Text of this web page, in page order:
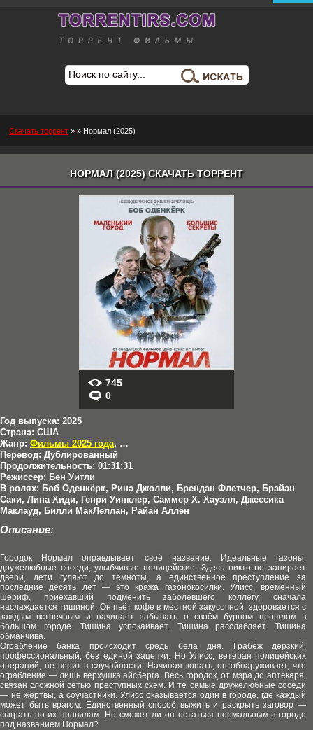
Скачать торрент » » Нормал (2025)
НОРМАЛ (2025) СКАЧАТЬ ТОРРЕНТ
745
0
Год выпуска: 2025
Страна: США
Жанр: Фильмы 2025 года, Боевики
Перевод: Дублированный
Продолжительность: 01:31:31
Режиссер: Бен Уитли
В ролях: Боб Оденкёрк, Рина Джолли, Брендан Флетчер, Брайан
Саки, Лина Хиди, Генри Уинклер, Саммер Х. Хауэлл, Джессика
Маклауд, Билли МакЛеллан, Райан Аллен
Описание:
Городок Нормал оправдывает своё название. Идеальные газоны,
дружелюбные соседи, улыбчивые полицейские. Здесь никто не запирает
двери, дети гуляют до темноты, а единственное преступление за
последние десять лет — это кража газонокосилки. Улисс, временный
шериф, приехавший подменить заболевшего коллегу, сначала
наслаждается тишиной. Он пьёт кофе в местной закусочной, здоровается с
каждым встречным и начинает забывать о своём бурном прошлом в
большом городе. Тишина успокаивает. Тишина расслабляет. Тишина
обманчива.
Ограбление банка происходит средь бела дня. Грабёж дерзкий,
профессиональный, без единой зацепки. Но Улисс, ветеран полицейских
операций, не верит в случайности. Начиная копать, он обнаруживает, что
ограбление — лишь верхушка айсберга. Весь городок, от мэра до аптекаря,
связан сложной сетью преступных схем. И те самые дружелюбные соседи
— не жертвы, а соучастники. Улисс оказывается один в городе, где каждый
может быть врагом. Единственный способ выжить и раскрыть заговор —
сыграть по их правилам. Но сможет ли он остаться нормальным в городе
под названием Нормал?